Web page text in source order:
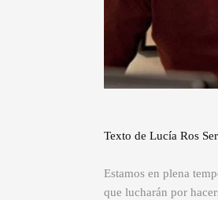
Texto de Lucía Ros
Estamos en plena
que lucharán por